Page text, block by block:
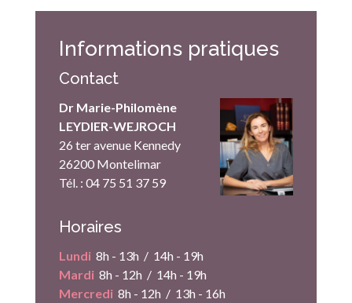
Informations pratiques
Contact
Dr Marie-Philomène
LEYDIER-WEJROCH
26 ter avenue Kennedy
26200 Montelimar
Tél. : 04 75 51 37 59
Horaires
Lundi8h - 13h / 14h - 19h
Mardi8h - 12h / 14h - 19h
Mercredi8h - 12h / 13h - 16h